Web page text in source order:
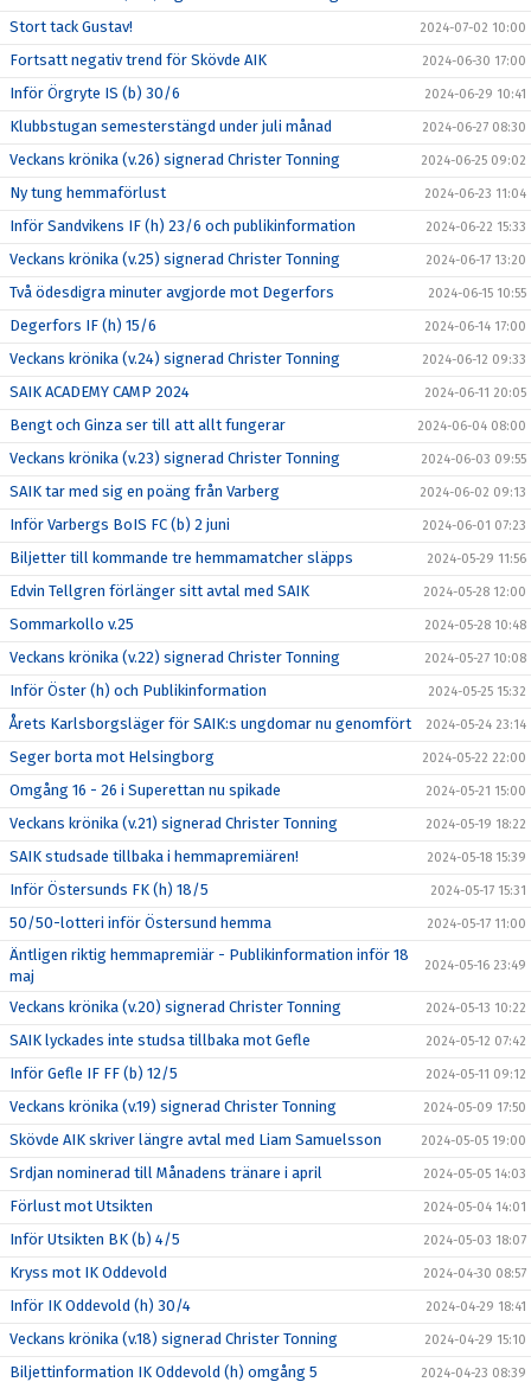
Stort tack Gustav! 2024-07-02 10:00
Fortsatt negativ trend för Skövde AIK 2024-06-30 17:00
Inför Örgryte IS (b) 30/6 2024-06-29 10:41
Klubbstugan semesterstängd under juli månad 2024-06-27 08:30
Veckans krönika (v.26) signerad Christer Tonning 2024-06-25 09:02
Ny tung hemmaförlust 2024-06-23 11:04
Inför Sandvikens IF (h) 23/6 och publikinformation 2024-06-22 15:33
Veckans krönika (v.25) signerad Christer Tonning 2024-06-17 13:20
Två ödesdigra minuter avgjorde mot Degerfors 2024-06-15 10:55
Degerfors IF (h) 15/6 2024-06-14 17:00
Veckans krönika (v.24) signerad Christer Tonning 2024-06-12 09:33
SAIK ACADEMY CAMP 2024 2024-06-11 20:05
Bengt och Ginza ser till att allt fungerar 2024-06-04 08:00
Veckans krönika (v.23) signerad Christer Tonning 2024-06-03 09:55
SAIK tar med sig en poäng från Varberg 2024-06-02 09:13
Inför Varbergs BoIS FC (b) 2 juni 2024-06-01 07:23
Biljetter till kommande tre hemmamatcher släpps 2024-05-29 11:56
Edvin Tellgren förlänger sitt avtal med SAIK 2024-05-28 12:00
Sommarkollo v.25 2024-05-28 10:48
Veckans krönika (v.22) signerad Christer Tonning 2024-05-27 10:08
Inför Öster (h) och Publikinformation 2024-05-25 15:32
Årets Karlsborgsläger för SAIK:s ungdomar nu genomfört 2024-05-24 23:14
Seger borta mot Helsingborg 2024-05-22 22:00
Omgång 16 - 26 i Superettan nu spikade 2024-05-21 15:00
Veckans krönika (v.21) signerad Christer Tonning 2024-05-19 18:22
SAIK studsade tillbaka i hemmapremiären! 2024-05-18 15:39
Inför Östersunds FK (h) 18/5 2024-05-17 15:31
50/50-lotteri inför Östersund hemma 2024-05-17 11:00
Äntligen riktig hemmapremiär - Publikinformation inför 18
maj
2024-05-16 23:49
Veckans krönika (v.20) signerad Christer Tonning 2024-05-13 10:22
SAIK lyckades inte studsa tillbaka mot Gefle 2024-05-12 07:42
Inför Gefle IF FF (b) 12/5 2024-05-11 09:12
Veckans krönika (v.19) signerad Christer Tonning 2024-05-09 17:50
Skövde AIK skriver längre avtal med Liam Samuelsson 2024-05-05 19:00
Srdjan nominerad till Månadens tränare i april 2024-05-05 14:03
Förlust mot Utsikten 2024-05-04 14:01
Inför Utsikten BK (b) 4/5 2024-05-03 18:07
Kryss mot IK Oddevold 2024-04-30 08:57
Inför IK Oddevold (h) 30/4 2024-04-29 18:41
Veckans krönika (v.18) signerad Christer Tonning 2024-04-29 15:10
Biljettinformation IK Oddevold (h) omgång 5 2024-04-23 08:39